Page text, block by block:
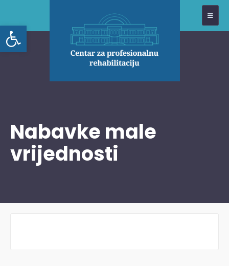
Open toolbar
Nabavke male
vrijednosti